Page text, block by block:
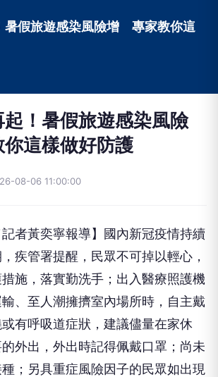
暑假旅遊感染風險增 專家教你這
！暑假旅遊感染風險
這樣做好防護
08-06 11:00:00
記者黃奕寧報導】國內新冠疫情持續
，疾管署提醒，民眾不可掉以輕心，
施，落實勤洗手；出入醫療照護機
、至人潮擁擠室內場所時，自主戴
有呼吸道症狀，建議儘量在家休
外出，外出時記得佩戴口罩；尚未
；另具重症風險因子的民眾如出現